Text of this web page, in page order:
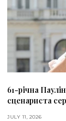
61-річна
сценариста
JULY 11, 2026